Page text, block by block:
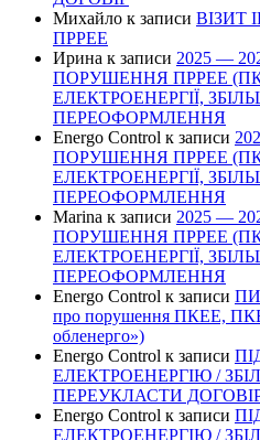
Михайло к записи ВІЗИТ
ПРРЕЕ
Ирина к записи 2025 —
ПОРУШЕННЯ ПРРЕЕ
ЕЛЕКТРОЕНЕРГІЇ,
ПЕРЕОФОРМЛЕННЯ
Energo Control к записи
ПОРУШЕННЯ ПРРЕЕ
ЕЛЕКТРОЕНЕРГІЇ,
ПЕРЕОФОРМЛЕННЯ
Marina к записи 2025 —
ПОРУШЕННЯ ПРРЕЕ
ЕЛЕКТРОЕНЕРГІЇ,
ПЕРЕОФОРМЛЕННЯ
Energo Control к записи
про порушення ПКЕЕ,
обленерго»)
Energo Control к записи
ЕЛЕКТРОЕНЕРГІЮ /
ПЕРЕУКЛАСТИ
Energo Control к записи
ЕЛЕКТРОЕНЕРГІЮ /